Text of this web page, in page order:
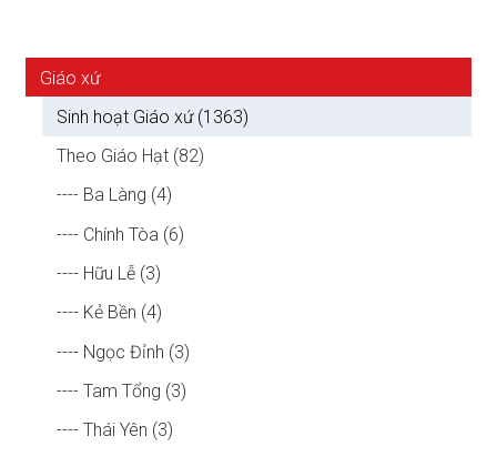
Giáo xứ
Sinh hoạt Giáo xứ (1363)
Theo Giáo Hạt (82)
---- Ba Làng (4)
---- Chính Tòa (6)
---- Hữu Lễ (3)
---- Kẻ Bền (4)
---- Ngọc Đỉnh (3)
---- Tam Tổng (3)
---- Thái Yên (3)